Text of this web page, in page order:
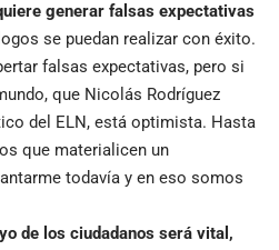
generar falsas expectativas
se puedan realizar con éxito.
falsas expectativas, pero si
que Nicolás Rodríguez
del ELN, está optimista. Hasta
que materialicen un
todavía y en eso somos
de los ciudadanos será vital,